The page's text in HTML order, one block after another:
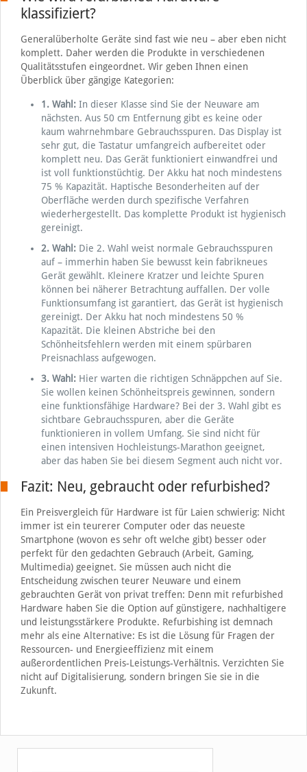
klassifiziert?
Generalüberholte Geräte sind fast wie neu – aber eben nicht
komplett. Daher werden die Produkte in verschiedenen
Qualitätsstufen eingeordnet. Wir geben Ihnen einen
Überblick über gängige Kategorien:
1. Wahl:In dieser Klasse sind Sie der Neuware am
nächsten. Aus 50 cm Entfernung gibt es keine oder
kaum wahrnehmbare Gebrauchsspuren. Das Display ist
sehr gut, die Tastatur umfangreich aufbereitet oder
komplett neu. Das Gerät funktioniert einwandfrei und
ist voll funktionstüchtig. Der Akku hat noch mindestens
75 % Kapazität. Haptische Besonderheiten auf der
Oberfläche werden durch spezifische Verfahren
wiederhergestellt. Das komplette Produkt ist hygienisch
gereinigt.
2. Wahl:Die 2. Wahl weist normale Gebrauchsspuren
auf – immerhin haben Sie bewusst kein fabrikneues
Gerät gewählt. Kleinere Kratzer und leichte Spuren
können bei näherer Betrachtung auffallen. Der volle
Funktionsumfang ist garantiert, das Gerät ist hygienisch
gereinigt. Der Akku hat noch mindestens 50 %
Kapazität. Die kleinen Abstriche bei den
Schönheitsfehlern werden mit einem spürbaren
Preisnachlass aufgewogen.
3. Wahl: Hier warten die richtigen Schnäppchen auf Sie.
Sie wollen keinen Schönheitspreis gewinnen, sondern
eine funktionsfähige Hardware? Bei der 3. Wahl gibt es
sichtbare Gebrauchsspuren, aber die Geräte
funktionieren in vollem Umfang. Sie sind nicht für
einen intensiven Hochleistungs-Marathon geeignet,
aber das haben Sie bei diesem Segment auch nicht vor.
Fazit: Neu, gebraucht oder refurbished?
Ein Preisvergleich für Hardware ist für Laien schwierig: Nicht
immer ist ein teurerer Computer oder das neueste
Smartphone (wovon es sehr oft welche gibt) besser oder
perfekt für den gedachten Gebrauch (Arbeit, Gaming,
Multimedia) geeignet. Sie müssen auch nicht die
Entscheidung zwischen teurer Neuware und einem
gebrauchten Gerät von privat treffen: Denn mit refurbished
Hardware haben Sie die Option auf günstigere, nachhaltigere
und leistungsstärkere Produkte. Refurbishing ist demnach
mehr als eine Alternative: Es ist die Lösung für Fragen der
Ressourcen- und Energieeffizienz mit einem
außerordentlichen Preis-Leistungs-Verhältnis. Verzichten Sie
nicht auf Digitalisierung, sondern bringen Sie sie in die
Zukunft.